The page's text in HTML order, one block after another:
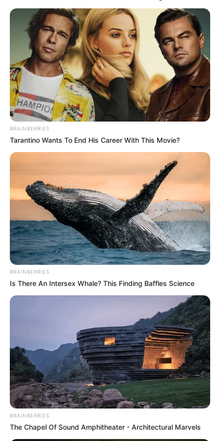
A decisão foi tomada por maioria de votos e sob o argumento de
que, com a extinção do imposto sindical pela Reforma Trabalhista
(Lei 13.467/2017), os sindicatos tiveram sua principal fonte de
custeio cortada, o que gerou seu enfraquecimento e a consequente
perda de representação dos trabalhadores em deliberações e
negociações coletivas.
No entanto, a contribuição assistencial não significa a volta
do imposto sindical , pois seu pagamento não é obrigatório,
devendo constar nas convenções ou acordos coletivos de trabalho
a forma e o prazo para que o trabalhador envie sua oposição ao
pagamento. Diante de conteúdos que geraram desinformação
sobre o tema, a seção Comprova Explica traz detalhes sobre a
Como verificamos
: O Comprova consultou a Consolidação das
Leis Trabalhistas (CLT), a Reforma Trabalhista (Lei 13.467/2017), a
decisão recente do STF sobre a contribuição assistencial e as
advogadas Priscila Moreira, mestre em Direito do Trabalho pela
Universidade de São Paulo (USP), e Cíntia Possas, consultora
jurídica de entidades sindicais. O Comprova ainda procurou o
BRAINBERRIES
Tarantino Wants To End His Career With This Movie?
BRAINBERRIES
Is There An Intersex Whale? This Finding Baffles Science
BRAINBERRIES
The Chapel Of Sound Amphitheater - Architectural Marvels